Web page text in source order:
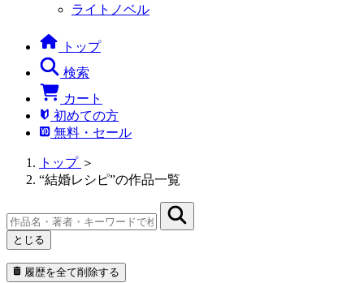
ライトノベル
トップ
検索
カート
初めての方
無料・セール
トップ ＞
“結婚レシピ”の作品一覧
とじる
履歴を全て削除する